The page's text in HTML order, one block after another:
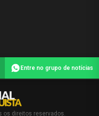
os direitos reservados.
Entre no grupo de notícias